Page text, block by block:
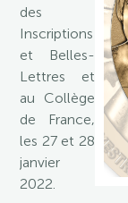
des
Inscriptions
et Belles-
Lettres et
au Collège
de France,
les 27 et 28
janvier
2022.